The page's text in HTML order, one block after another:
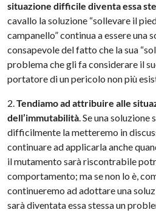
situazione difficile diventa essa
cavallo la soluzione “sollevare il
campanello” continua a essere una
consapevole del fatto che la sua
problema che gli fa considerare il
portatore di un pericolo non più
2.Tendiamo ad attribuire alle
dell’immutabilità . Se una
difficilmente la metteremo in
continuare ad applicarla anche
il mutamento sarà riscontrabile
comportamento; ma se non lo è,
continueremo ad adottare una
sarà diventata essa stessa un